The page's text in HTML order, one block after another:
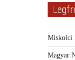
Miskolci
Magyar